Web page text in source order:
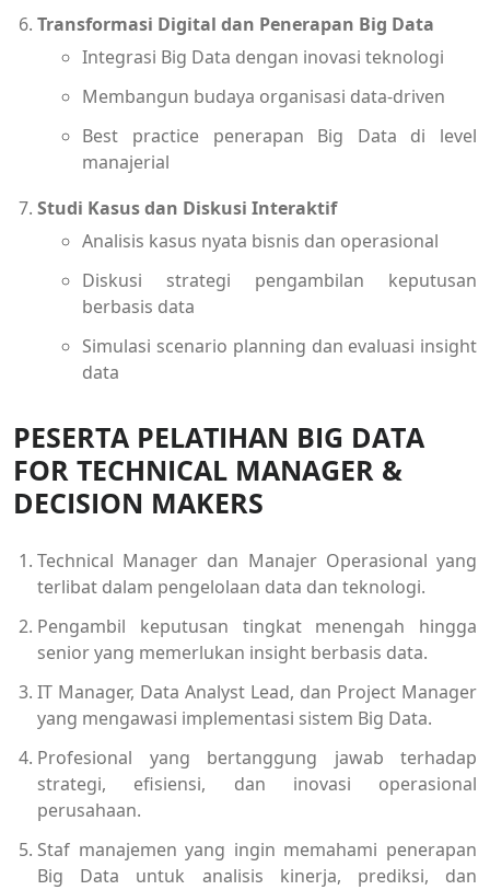
Transformasi Digital dan Penerapan Big Data
Integrasi Big Data dengan inovasi teknologi
Membangun budaya organisasi data-driven
Best practice penerapan Big Data di level
manajerial
Studi Kasus dan Diskusi Interaktif
Analisis kasus nyata bisnis dan operasional
Diskusi strategi pengambilan keputusan
berbasis data
Simulasi scenario planning dan evaluasi insight
data
PESERTA PELATIHAN BIG DATA
FOR TECHNICAL MANAGER &
DECISION MAKERS
Technical Manager dan Manajer Operasional yang
terlibat dalam pengelolaan data dan teknologi.
Pengambil keputusan tingkat menengah hingga
senior yang memerlukan insight berbasis data.
IT Manager, Data Analyst Lead, dan Project Manager
yang mengawasi implementasi sistem Big Data.
Profesional yang bertanggung jawab terhadap
strategi, efisiensi, dan inovasi operasional
perusahaan.
Staf manajemen yang ingin memahami penerapan
Big Data untuk analisis kinerja, prediksi, dan